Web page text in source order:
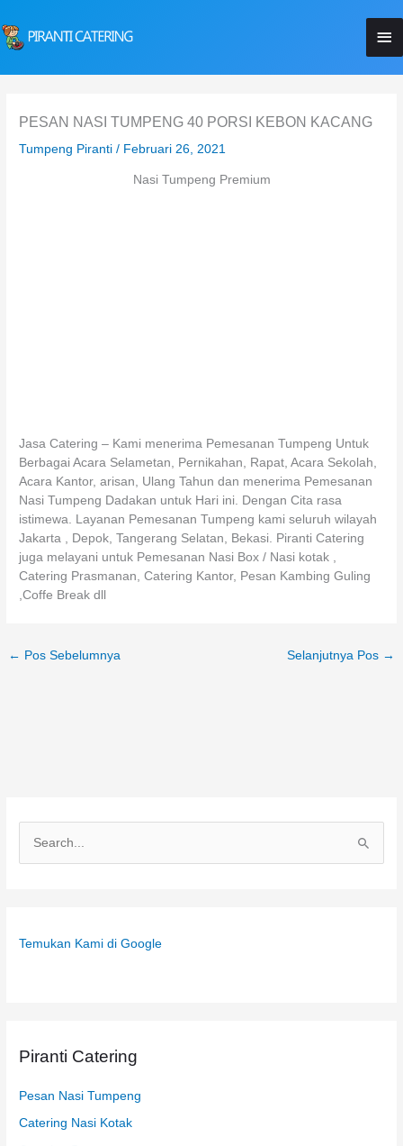
ke
konten
PESAN NASI TUMPENG 40 PORSI KEBON KACANG
Tumpeng Piranti / Februari 26, 2021
Nasi Tumpeng Premium
Jasa Catering – Kami menerima Pemesanan Tumpeng Untuk
Berbagai Acara Selametan, Pernikahan, Rapat, Acara Sekolah,
Acara Kantor, arisan, Ulang Tahun dan menerima Pemesanan
Nasi Tumpeng Dadakan untuk Hari ini. Dengan Cita rasa
istimewa. Layanan Pemesanan Tumpeng kami seluruh wilayah
Jakarta , Depok, Tangerang Selatan, Bekasi. Piranti Catering
juga melayani untuk Pemesanan Nasi Box / Nasi kotak ,
Catering Prasmanan, Catering Kantor, Pesan Kambing Guling
,Coffe Break dll
← Pos Sebelumnya Selanjutnya Pos →
u
:
Temukan Kami di Google
Piranti Catering
Pesan Nasi Tumpeng
Catering Nasi Kotak